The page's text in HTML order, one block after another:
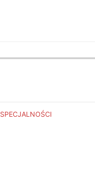
SPECJALNOŚCI